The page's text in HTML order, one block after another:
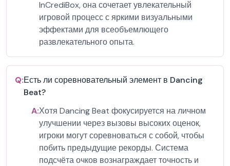
InCrediBox, она сочетает увлекательный
игровой процесс с яркими визуальными
эффектами для всеобъемлющего
развлекательного опыта.
Q:Есть ли соревновательный элемент в Dancing
Beat?
A:Хотя Dancing Beat фокусируется на личном
улучшении через вызовы высоких оценок,
игроки могут соревноваться с собой, чтобы
побить предыдущие рекорды. Система
подсчёта очков вознаграждает точность и